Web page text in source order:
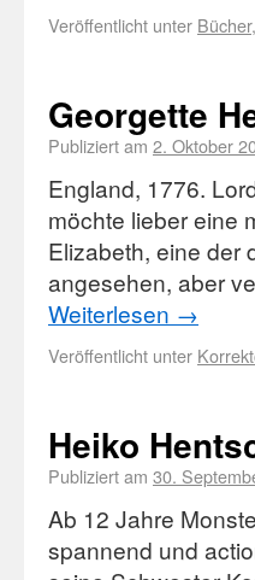
Veröffentlicht unter Bücher,
Georgette
Publiziert am 2. Oktober
England, 1776.
möchte lieber eine
Elizabeth, eine der
angesehen, aber
Weiterlesen →
Veröffentlicht unter
Heiko
Publiziert am 30.
Ab 12 Jahre
spannend und